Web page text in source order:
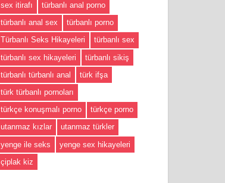
sex itirafı
türbanlı anal porno
türbanlı anal sex
türbanlı porno
Türbanlı Seks Hikayeleri
türbanlı sex
türbanlı sex hikayeleri
türbanlı sikiş
türbanlı türbanlı anal
türk ifşa
türk türbanlı pornoları
türkçe konuşmalı porno
türkçe porno
utanmaz kızlar
utanmaz türkler
yenge ile seks
yenge sex hikayeleri
çiplak kiz